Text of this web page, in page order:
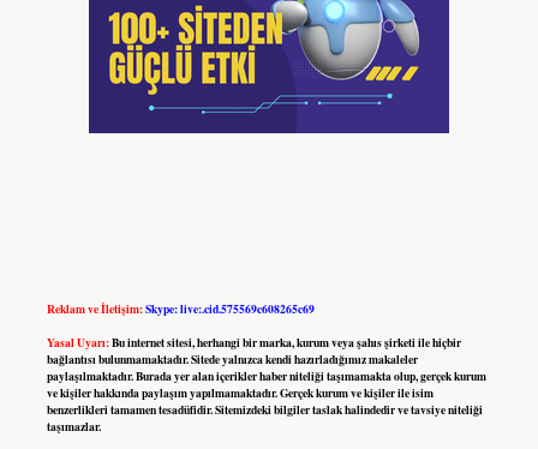
Reklam ve İletişim:Skype: live:.cid.575569c608265c69
Yasal Uyarı:Bu internet sitesi, herhangi bir marka, kurum veya şahıs şirketi ile hiçbir
bağlantısı bulunmamaktadır. Sitede yalnızca kendi hazırladığımız makaleler
paylaşılmaktadır. Burada yer alan içerikler haber niteliği taşımamakta olup, gerçek kurum
ve kişiler hakkında paylaşım yapılmamaktadır. Gerçek kurum ve kişiler ile isim
benzerlikleri tamamen tesadüfidir. Sitemizdeki bilgiler taslak halindedir ve tavsiye niteliği
taşımazlar.